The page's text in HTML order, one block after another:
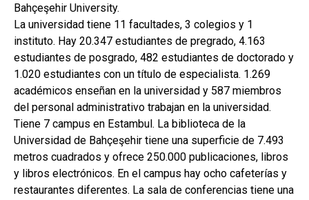
Bahçeşehir University.
La universidad tiene 11 facultades, 3 colegios y 1
instituto. Hay 20.347 estudiantes de pregrado, 4.163
estudiantes de posgrado, 482 estudiantes de doctorado y
1.020 estudiantes con un título de especialista. 1.269
académicos enseñan en la universidad y 587 miembros
del personal administrativo trabajan en la universidad.
Tiene 7 campus en Estambul. La biblioteca de la
Universidad de Bahçeşehir tiene una superficie de 7.493
metros cuadrados y ofrece 250.000 publicaciones, libros
y libros electrónicos. En el campus hay ocho cafeterías y
restaurantes diferentes. La sala de conferencias tiene una